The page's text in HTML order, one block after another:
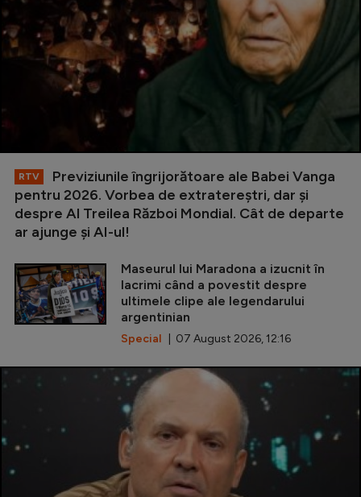
RTV
Previziunile îngrijorătoare ale Babei Vanga
pentru 2026. Vorbea de extratereștri, dar și
despre Al Treilea Război Mondial. Cât de departe
ar ajunge și AI-ul!
Maseurul lui Maradona a izucnit în
lacrimi când a povestit despre
ultimele clipe ale legendarului
argentinian
Special | 07 August 2026, 12:16